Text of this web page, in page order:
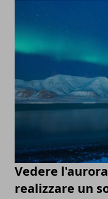
Vedere
realizzare un